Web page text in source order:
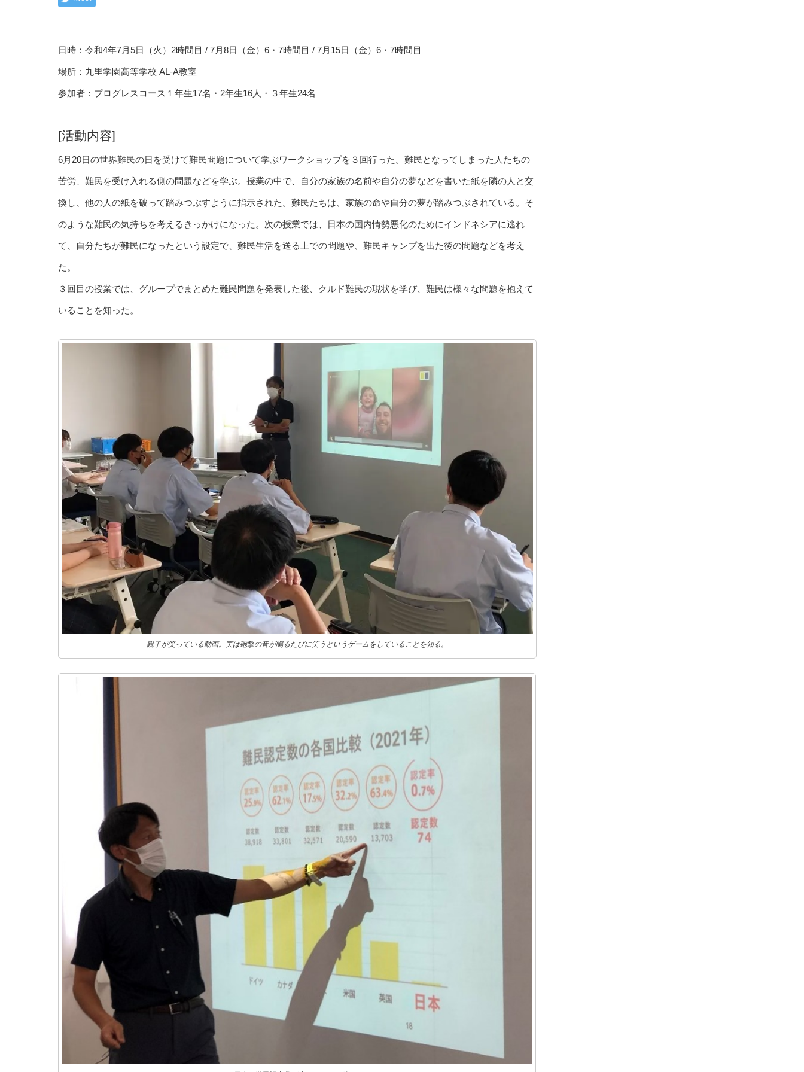
日時：令和4年7月5日（火）2時間目 / 7月8日（金）6・7時間目 / 7月15日（金）6・7時間目
場所：九里学園高等学校 AL-A教室
参加者：プログレスコース１年生17名・2年生16人・３年生24名
[活動内容]
6月20日の世界難民の日を受けて難民問題について学ぶワークショップを３回行った。難民となってしまった人たちの
苦労、難民を受け入れる側の問題などを学ぶ。授業の中で、自分の家族の名前や自分の夢などを書いた紙を隣の人と交
換し、他の人の紙を破って踏みつぶすように指示された。難民たちは、家族の命や自分の夢が踏みつぶされている。そ
のような難民の気持ちを考えるきっかけになった。次の授業では、日本の国内情勢悪化のためにインドネシアに逃れ
て、自分たちが難民になったという設定で、難民生活を送る上での問題や、難民キャンプを出た後の問題などを考え
た。
３回目の授業では、グループでまとめた難民問題を発表した後、クルド難民の現状を学び、難民は様々な問題を抱えて
いることを知った。
親子が笑っている動画。実は砲撃の音が鳴るたびに笑うというゲームをしていることを知る。